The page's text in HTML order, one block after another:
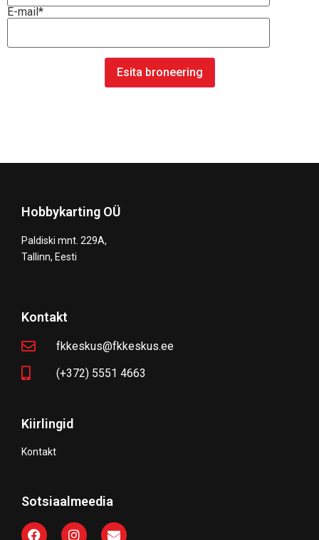
E-mail*
Hobbykarting OÜ
Paldiski mnt. 229A,
Tallinn, Eesti
Kontakt
fkkeskus@fkkeskus.ee
(+372) 5551 4663
Kiirlingid
Kontakt
Sotsiaalmeedia